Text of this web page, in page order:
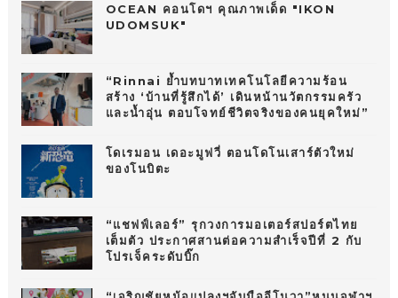
OCEAN คอนโดฯ คุณภาพเด็ด "IKON
UDOMSUK"
“Rinnai ย้ำบทบาทเทคโนโลยีความร้อน
สร้าง ‘บ้านที่รู้สึกได้’ เดินหน้านวัตกรรมครัว
และน้ำอุ่น ตอบโจทย์ชีวิตจริงของคนยุคใหม่”
โดเรมอน เดอะมูฟวี่ ตอนโดโนเสาร์ตัวใหม่
ของโนบิตะ
“แชฟฟ์เลอร์” รุกวงการมอเตอร์สปอร์ตไทย
เต็มตัว ประกาศสานต่อความสำเร็จปีที่ 2 กับ
โปรเจ็คระดับบิ๊ก